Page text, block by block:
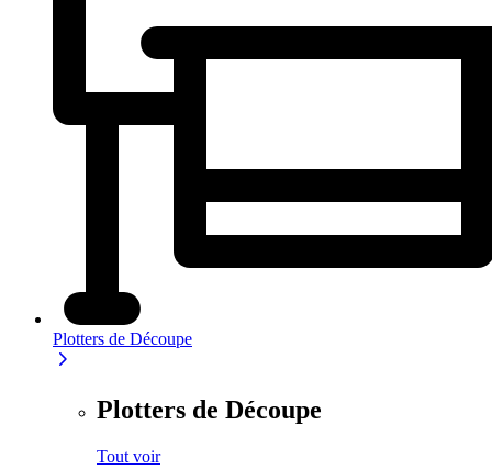
Plotters de Découpe
Plotters de Découpe
Tout voir